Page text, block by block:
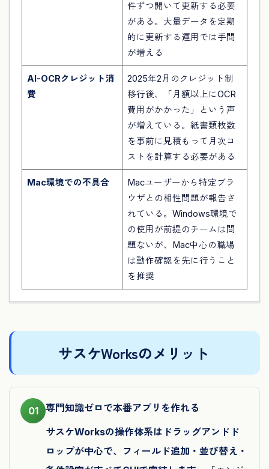
件ずつ開いて更新する必要
がある。大量データを定期
的に更新する運用では手間
が増える
AI-OCRクレジット消
費
2025年2月のクレジット制
移行後、「月額以上にOCR
費用がかかった」という声
が増えている。紙書類枚数
を事前に見積もって月次コ
ストを計算する必要がある
Mac環境での不具合
Macユーザーから特定ブラ
ウザとの相性問題が報告さ
れている。Windows環境で
の使用が前提のチームは問
題ないが、Mac中心の職場
は動作確認を先に行うこと
を推奨
サスケWorksのメリット
01
専門知識ゼロで本番アプリを作れる
サスケWorksの操作体系はドラッグアンドド
ロップが中心で、フィールド追加・並び替え・